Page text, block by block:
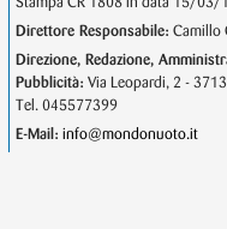
Direttore Responsabile: Camillo
Direzione, Redazione,
Pubblicità: Via Leopardi, 2 -
Tel. 045577399
E-Mail: info@mondonuoto.it